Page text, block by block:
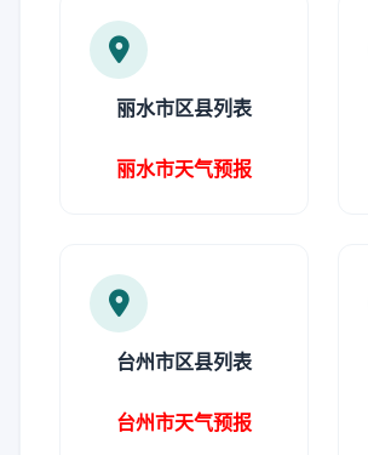
丽水市区县列表
丽水市天气预报
台州市区县列表
台州市天气预报